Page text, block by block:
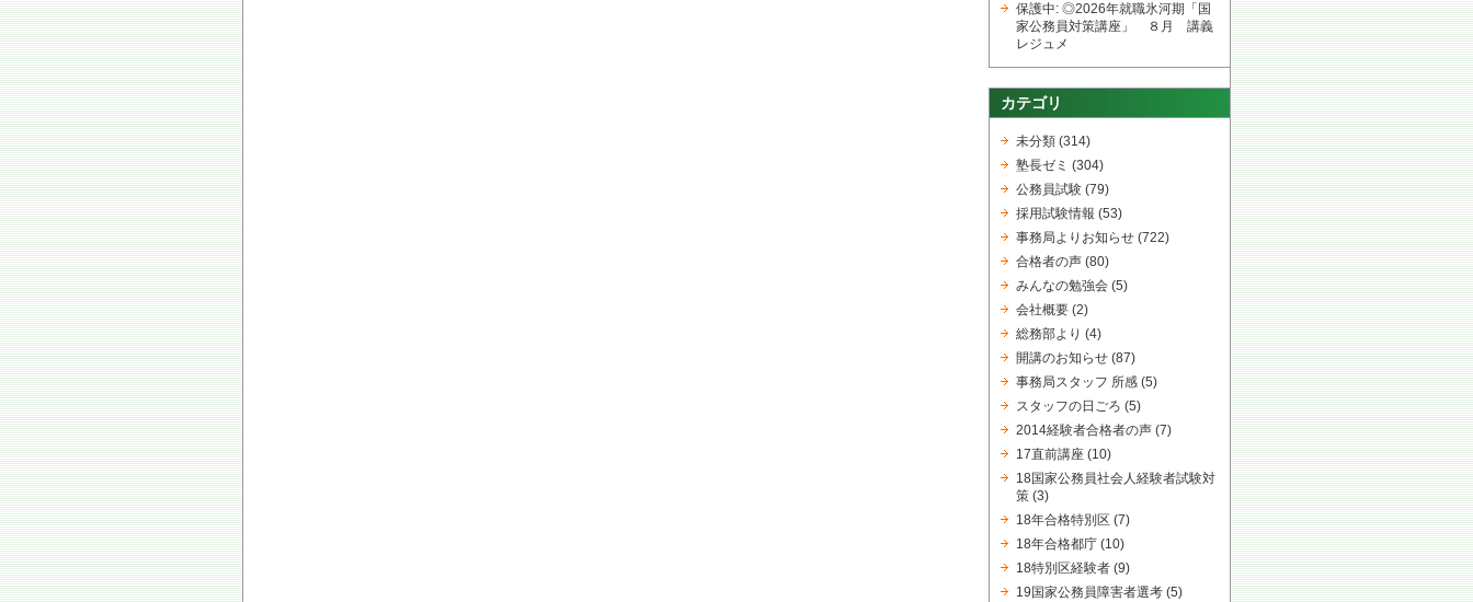
保護中: ◎2026年就職氷河期「国
家公務員対策講座」 ８月 講義
レジュメ
カテゴリ
未分類 (314)
塾長ゼミ (304)
公務員試験 (79)
採用試験情報 (53)
事務局よりお知らせ (722)
合格者の声 (80)
みんなの勉強会 (5)
会社概要 (2)
総務部より (4)
開講のお知らせ (87)
事務局スタッフ 所感 (5)
スタッフの日ごろ (5)
2014経験者合格者の声 (7)
17直前講座 (10)
18国家公務員社会人経験者試験対
策 (3)
18年合格特別区 (7)
18年合格都庁 (10)
18特別区経験者 (9)
19国家公務員障害者選考 (5)